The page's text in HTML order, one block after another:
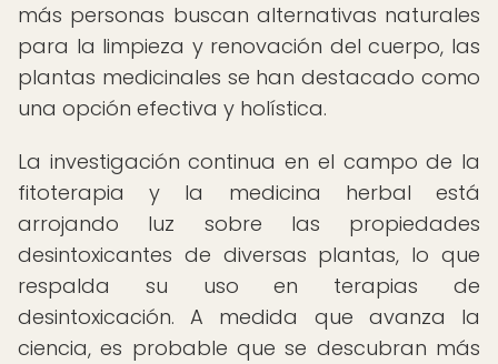
más personas buscan alternativas naturales
para la limpieza y renovación del cuerpo, las
plantas medicinales se han destacado como
una opción efectiva y holística.
La investigación continua en el campo de la
fitoterapia y la medicina herbal está
arrojando luz sobre las propiedades
desintoxicantes de diversas plantas, lo que
respalda su uso en terapias de
desintoxicación. A medida que avanza la
ciencia, es probable que se descubran más